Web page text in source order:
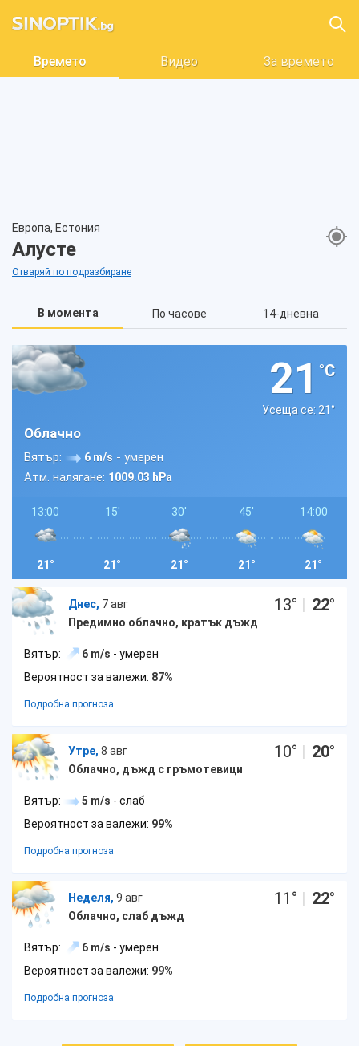
Времето Видео За времето
Европа, Естония
Алусте
Отваряй по подразбиране
В момента По часове 14-дневна
21 °C
Усеща се: 21°
Облачно
Вятър: 6 m/s - умерен
Атм. налягане: 1009.03 hPa
13:00
21°
15'
21°
30'
21°
45'
21°
14:00
21°
Днес, 7 авг
Предимно облачно, кратък дъжд
13° | 22°
Вятър: 6 m/s - умерен
Вероятност за валежи: 87%
Подробна прогноза
Утре, 8 авг
Облачно, дъжд с гръмотевици
10° | 20°
Вятър: 5 m/s - слаб
Вероятност за валежи: 99%
Подробна прогноза
Неделя, 9 авг
Облачно, слаб дъжд
11 ° | 22°
Вятър: 6 m/s - умерен
Вероятност за валежи: 99%
Подробна прогноза